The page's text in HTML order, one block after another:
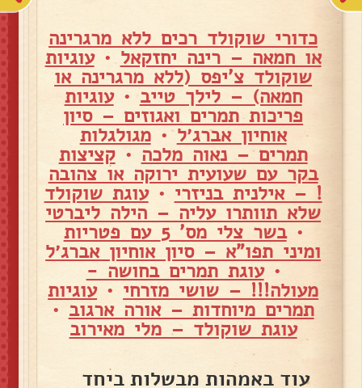
כדורי שוקולד רכים ללא מרגרינה
או חמאה – רינה יחזקאל•עוגיות
שוקולד צ'יפס (ללא מרגרינה או
חמאה) – לילך טייב•עוגיות
פריכות תמרים ואגוזים – סיון
אוחיון אברג׳ל•מגולגלות
תמרים – נאוה מלכה •קציצות
בקר עם שעועית ירוקה או צהובה
! – אילנית בניזרי •עוגת שוקולד
שלא תוותרו עליה – הילה ליברטי
• בשר צלי מס' 5 עם פטריות
ומיני תפו"א – סיון אוחיון אברג׳ל
•עוגת תמרים בחושה -
מעולה!!! – שושי מזרחי •עוגיות
תמרים מיוחדות – אורה ארגוב •
עוגת שוקולד – מלי מאירוב
עוד באמהות מבשלות ביחד